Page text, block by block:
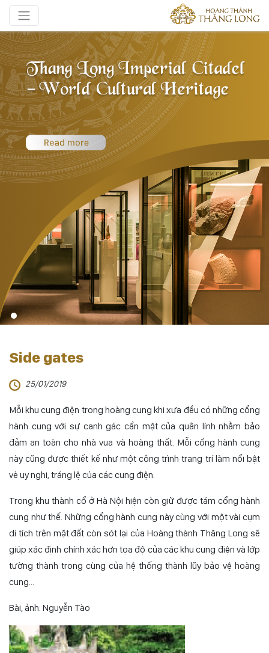
Side gates
25/01/2019
Mỗi khu cung điện trong hoàng cung khi xưa đều có những cổng
hành cung với sự canh gác cẩn mật của quân lính nhằm bảo
đảm an toàn cho nhà vua và hoàng thất. Mỗi cổng hành cung
này cũng được thiết kế như một công trình trang trí làm nổi bật
vẻ uy nghi, tráng lệ của các cung điện.
Trong khu thành cổ ở Hà Nội hiện còn giữ được tám cổng hành
cung như thế. Những cổng hành cung này cùng với một vài cụm
di tích trên mặt đất còn sót lại của Hoàng thành Thăng Long sẽ
giúp xác định chính xác hơn tọa độ của các khu cung điện và lớp
tường thành trong cùng của hệ thống thành lũy bảo vệ hoàng
cung…
Bài, ảnh: Nguyễn Tào